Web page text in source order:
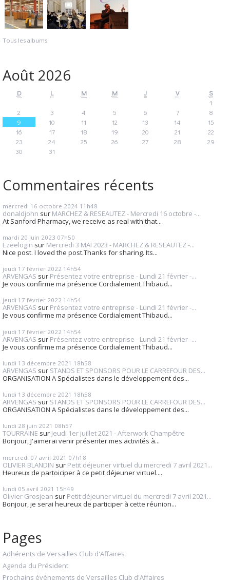
Tous les albums
Août 2026
D L M M J V
S
1
2
3 4 5 6 7
8
9
10 11 12 13 14
15
16
17 18 19 20 21
22
23
24 25 26 27 28
29
30
31
Commentaires récents
mercredi 16 octobre 2024 11h48
donaldjohn sur MARCHEZ & RESEAUTEZ - Mercredi 16 octobre -...
At Sanford Pharmacy, we receive as real with that...
mardi 20 juin 2023 07h50
Ezeelogin sur Mercredi 3 MAI 2023 - MARCHEZ & RESEAUTEZ -...
Nice post. I loved the post.Thanks for sharing. Its...
jeudi 17 février 2022 14h54
ARVENGAS sur Présentez votre entreprise - Lundi 21 février -...
Je vous confirme ma présence Cordialement Thibaud...
jeudi 17 février 2022 14h54
ARVENGAS sur Présentez votre entreprise - Lundi 21 février -...
Je vous confirme ma présence Cordialement Thibaud...
jeudi 17 février 2022 14h54
ARVENGAS sur Présentez votre entreprise - Lundi 21 février -...
Je vous confirme ma présence Cordialement Thibaud...
lundi 13 décembre 2021 18h58
ARVENGAS sur STANDS ET SPONSORS POUR LE CARREFOUR DES...
ORGANISATION A Spécialistes dans le développement des...
lundi 13 décembre 2021 18h58
ARVENGAS sur STANDS ET SPONSORS POUR LE CARREFOUR DES...
ORGANISATION A Spécialistes dans le développement des...
lundi 28 juin 2021 08h57
TOURRAINE sur Jeudi 1er juillet 2021 - Afterwork Champêtre
Bonjour, J'aimerai venir présenter mes activités à...
mercredi 07 avril 2021 07h18
OLIVIER BLANDIN sur Petit déjeuner virtuel du mercredi 7 avril 2021...
Heureux de partoiciper à ce petit déjeuner virtuel....
lundi 05 avril 2021 15h49
Olivier Grosjean sur Petit déjeuner virtuel du mercredi 7 avril 2021...
Bonjour, je serai heureux de participer à cette réunion...
Pages
Adhérents de Versailles Club d'Affaires
Agenda du Président
Prochains événements de Versailles Club d'Affaires